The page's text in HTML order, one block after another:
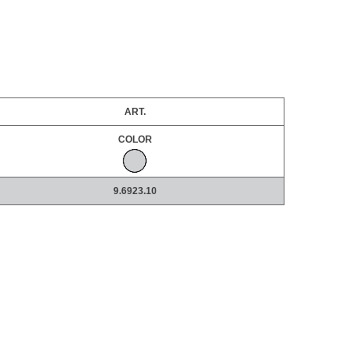
ART.
COLOR
9.6923.10